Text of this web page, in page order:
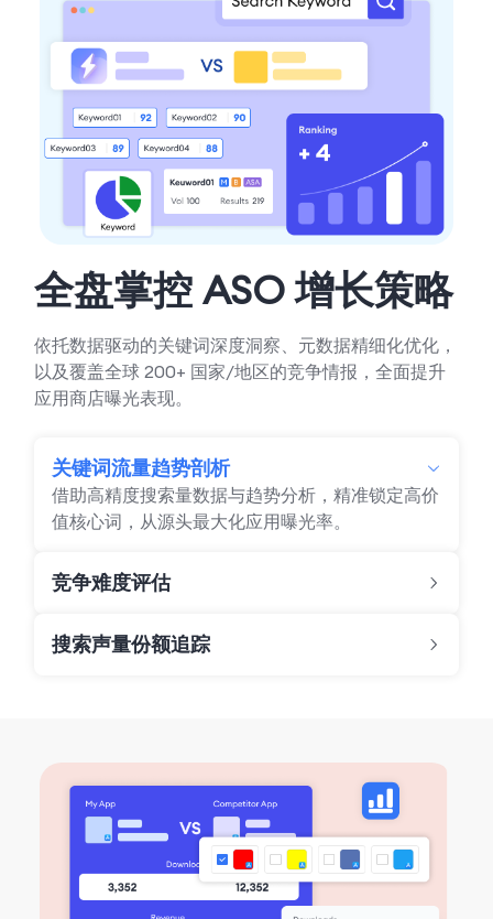
全盘掌控 ASO 增长策略
依托数据驱动的关键词深度洞察、元数据精细化优化，
以及覆盖全球 200+ 国家/地区的竞争情报，全面提升
应用商店曝光表现。
关键词流量趋势剖析
借助高精度搜索量数据与趋势分析，精准锁定高价
值核心词，从源头最大化应用曝光率。
竞争难度评估
搜索声量份额追踪